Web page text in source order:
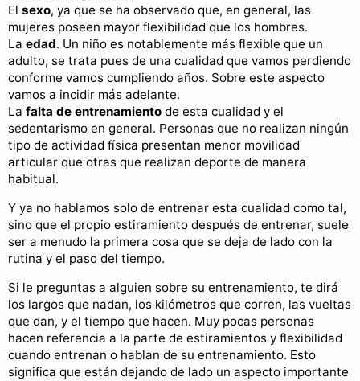
El sexo, ya que se ha observado que, en general, las
mujeres poseen mayor flexibilidad que los hombres.
La edad. Un niño es notablemente más flexible que un
adulto, se trata pues de una cualidad que vamos perdiendo
conforme vamos cumpliendo años. Sobre este aspecto
vamos a incidir más adelante.
La falta de entrenamiento de esta cualidad y el
sedentarismo en general. Personas que no realizan ningún
tipo de actividad física presentan menor movilidad
articular que otras que realizan deporte de manera
habitual.
Y ya no hablamos solo de entrenar esta cualidad como tal,
sino que el propio estiramiento después de entrenar, suele
ser a menudo la primera cosa que se deja de lado con la
rutina y el paso del tiempo.
Si le preguntas a alguien sobre su entrenamiento, te dirá
los largos que nadan, los kilómetros que corren, las vueltas
que dan, y el tiempo que hacen. Muy pocas personas
hacen referencia a la parte de estiramientos y flexibilidad
cuando entrenan o hablan de su entrenamiento. Esto
significa que están dejando de lado un aspecto importante